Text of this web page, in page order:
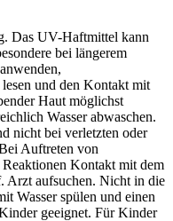
Das UV-Haftmittel kann
bei längerem
und den Kontakt mit
Haut möglichst
Wasser abwaschen.
nicht bei verletzten oder
Auftreten von
Kontakt mit dem
Arzt aufsuchen. Nicht in die
Wasser spülen und einen
geeignet. Für Kinder